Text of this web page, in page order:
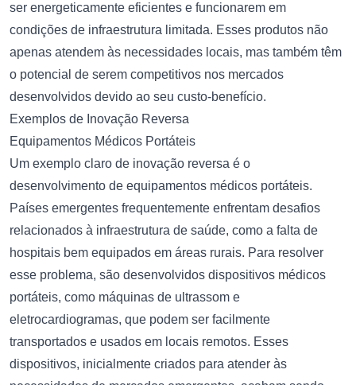
ser energeticamente eficientes e funcionarem em
condições de infraestrutura limitada. Esses produtos não
apenas atendem às necessidades locais, mas também têm
o potencial de serem competitivos nos mercados
desenvolvidos devido ao seu custo-benefício.
Exemplos de Inovação Reversa
Equipamentos Médicos Portáteis
Um exemplo claro de inovação reversa é o
desenvolvimento de equipamentos médicos portáteis.
Países emergentes frequentemente enfrentam desafios
relacionados à infraestrutura de saúde, como a falta de
hospitais bem equipados em áreas rurais. Para resolver
esse problema, são desenvolvidos dispositivos médicos
portáteis, como máquinas de ultrassom e
eletrocardiogramas, que podem ser facilmente
transportados e usados em locais remotos. Esses
dispositivos, inicialmente criados para atender às